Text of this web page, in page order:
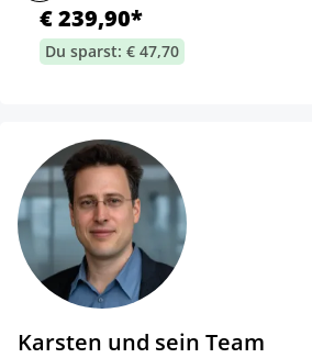
€ 239,90*
Du sparst: € 47,70
Karsten und sein Team